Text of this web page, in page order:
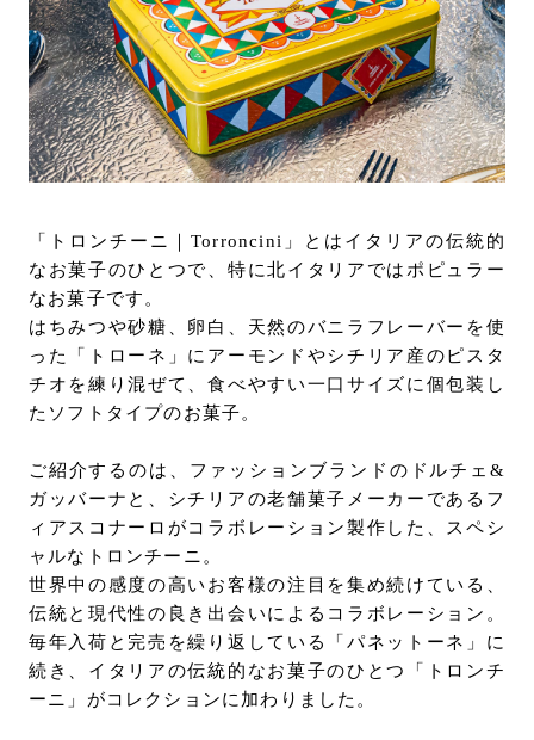
オンライン見積もり ショールームを探す
「トロンチーニ｜Torroncini」とはイタリアの伝統的
なお菓子のひとつで、特に北イタリアではポピュラー
なお菓子です。
はちみつや砂糖、卵白、天然のバニラフレーバーを使
った「トローネ」にアーモンドやシチリア産のピスタ
チオを練り混ぜて、食べやすい一口サイズに個包装し
たソフトタイプのお菓子。
ご紹介するのは、ファッションブランドのドルチェ&
ガッバーナと、シチリアの老舗菓子メーカーであるフ
ィアスコナーロがコラボレーション製作した、スペシ
ャルなトロンチーニ。
世界中の感度の高いお客様の注目を集め続けている、
伝統と現代性の良き出会いによるコラボレーション。
毎年入荷と完売を繰り返している「パネットーネ」に
続き、イタリアの伝統的なお菓子のひとつ「トロンチ
ーニ」がコレクションに加わりました。